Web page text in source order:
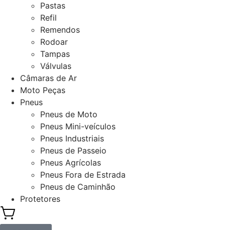
Pastas
Refil
Remendos
Rodoar
Tampas
Válvulas
Câmaras de Ar
Moto Peças
Pneus
Pneus de Moto
Pneus Mini-veículos
Pneus Industriais
Pneus de Passeio
Pneus Agrícolas
Pneus Fora de Estrada
Pneus de Caminhão
Protetores